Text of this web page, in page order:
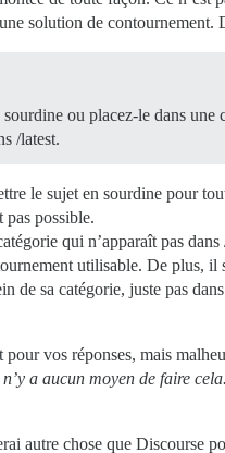
solution de contournement.
ou placez-le dans une
/latest.
le sujet en sourdine pour
pas possible.
qui n’apparaît pas dans
utilisable. De plus, il
de sa catégorie, juste pas
pour vos réponses, mais
a aucun moyen de faire
autre chose que Discourse